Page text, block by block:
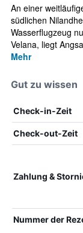
An einer
südlichen
Wasserflugzeug
Velana, liegt
Mehr
Gut zu wissen
Check-in-Zeit
Check-out-Zeit
Zahlung &
Nummer der